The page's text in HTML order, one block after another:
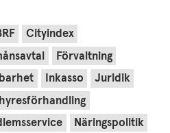
Cityindex
Förvaltning
Inkasso Juridik
Näringspolitik